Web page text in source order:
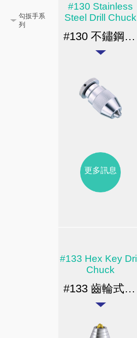
#130 Stainless
Steel Drill Chuck
#130 不鏽鋼夾頭系列 / 錐孔&螺紋
更多訊息
#133 Hex Key Drill
Chuck
#133 齒輪式夾頭
勾扳手系
列